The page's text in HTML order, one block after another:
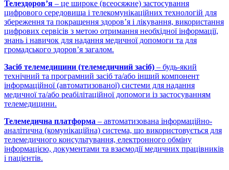
Телездоров’я – це широке (всеосяжне) застосування
цифрового середовища і телекомунікаційних технологій для
збереження та покращення здоров’я і лікування, використання
цифрових сервісів з метою отримання необхідної інформації,
знань і навичок для надання медичної допомоги та для
громадського здоров’я загалом.
Засіб телемедицини (телемедичний засіб) – будь-який
технічний та програмний засіб та/або інший компонент
інформаційної (автоматизованої) системи для надання
медичної та/або реабілітаційної допомоги із застосуванням
телемедицини.
Телемедична платформа – автоматизована інформаційно-
аналітична (комунікаційна) система, що використовується для
телемедичного консультування, електронного обміну
інформацією, документами та взаємодії медичних працівників
і пацієнтів.